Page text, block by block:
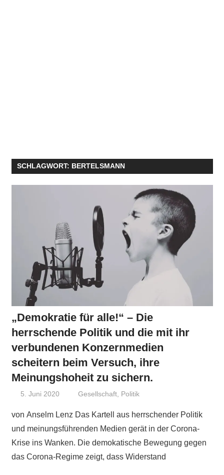
SCHLAGWORT: BERTELSMANN
„Demokratie für alle!“ – Die
herrschende Politik und die mit ihr
verbundenen Konzernmedien
scheitern beim Versuch, ihre
Meinungshoheit zu sichern.
5. Juni 2020 Niki Vogt
Gesellschaft, Politik
von Anselm Lenz Das Kartell aus herrschender Politik
und meinungsführenden Medien gerät in der Corona-
Krise ins Wanken. Die demokatische Bewegung gegen
das Corona-Regime zeigt, dass Widerstand